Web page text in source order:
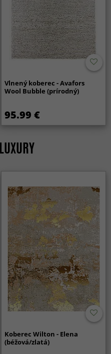
Vlnený koberec - Avafors
Wool Bubble (prírodný)
95.99 €
Koberec Wilton - Elena
(béžová/zlatá)